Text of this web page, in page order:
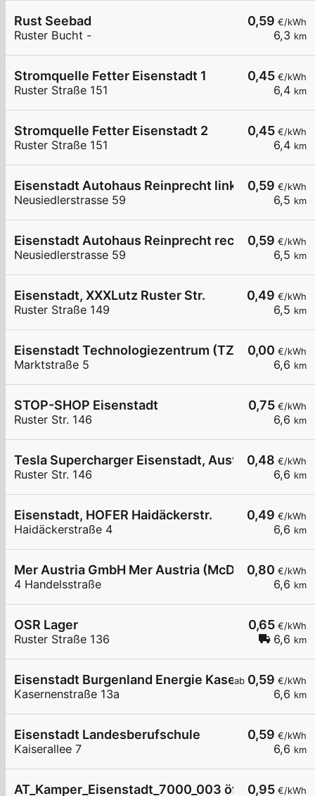
0,59 €/kWh
6,3 km
Rust Seebad
Ruster Bucht -
0,45 €/kWh
6,4 km
Stromquelle Fetter Eisenstadt 1
Ruster Straße 151
0,45 €/kWh
6,4 km
Stromquelle Fetter Eisenstadt 2
Ruster Straße 151
0,59 €/kWh
6,5 km
Eisenstadt Autohaus Reinprecht links
Neusiedlerstrasse 59
0,59 €/kWh
6,5 km
Eisenstadt Autohaus Reinprecht rechts
Neusiedlerstrasse 59
0,49 €/kWh
6,5 km
Eisenstadt, XXXLutz Ruster Str.
Ruster Straße 149
0,00 €/kWh
6,6 km
Eisenstadt Technologiezentrum (TZE)
Marktstraße 5
0,75 €/kWh
6,6 km
STOP-SHOP Eisenstadt
Ruster Str. 146
0,48 €/kWh
6,6 km
Tesla Supercharger Eisenstadt, Austria
Ruster Str. 146
0,49 €/kWh
6,6 km
Eisenstadt, HOFER Haidäckerstr.
Haidäckerstraße 4
0,80 €/kWh
6,6 km
Mer Austria GmbH Mer Austria (McD) -
4 Handelsstraße
0,65 €/kWh
6,6 km
OSR Lager
Ruster Straße 136
ab 0,59 €/kWh
6,6 km
Eisenstadt Burgenland Energie Kasernenstraße
Kasernenstraße 13a
0,59 €/kWh
6,6 km
Eisenstadt Landesberufschule
Kaiserallee 7
0,95 €/kWh
AT_Kamper_Eisenstadt_7000_003 öffentlich